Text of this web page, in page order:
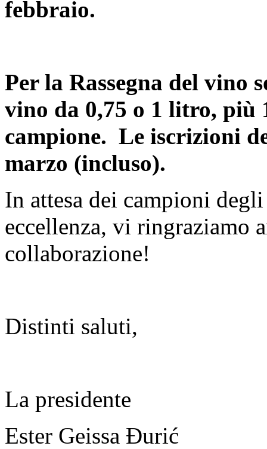
febbraio.
Per la Rassegna del vino
vino da 0,75 o 1 litro, più
campione. Le iscrizioni
marzo (incluso).
In attesa dei campioni
eccellenza, vi ringraziamo
collaborazione!
Distinti saluti,
La presidente
Ester Geissa Đurić